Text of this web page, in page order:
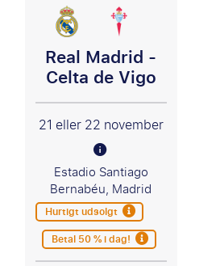
Real Madrid -
Celta de Vigo
21 eller 22 november
Estadio Santiago
Bernabéu, Madrid
Hurtigt udsolgt
Betal 50 % i dag!